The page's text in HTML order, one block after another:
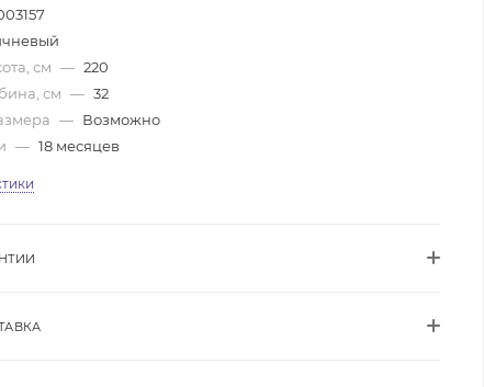
см — 220
см — 32
— Возможно
— 18 месяцев